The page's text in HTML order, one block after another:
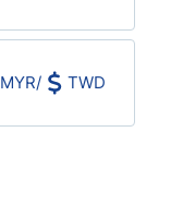
MYR/ TWD